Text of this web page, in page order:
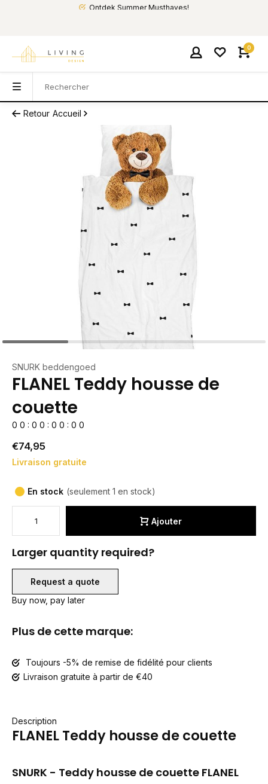
Ontdek Summer Musthaves!
0
Retour Accueil
SNURK beddengoed
FLANEL Teddy housse de
couette
0 0 : 0 0 : 0 0 : 0 0
€74,95
Livraison gratuite
En stock (seulement 1 en stock)
Ajouter
Larger quantity required?
Request a quote
Buy now, pay later
Plus de cette marque:
Toujours -5% de remise de fidélité pour clients
Livraison gratuite à partir de €40
Description
FLANEL Teddy housse de couette
SNURK - Teddy housse de couette FLANEL